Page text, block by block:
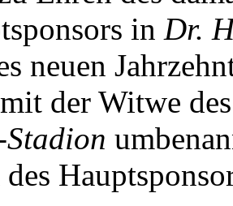
in Dr.
neuen
der Witwe